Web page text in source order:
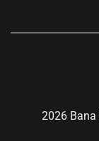
2026 Bana